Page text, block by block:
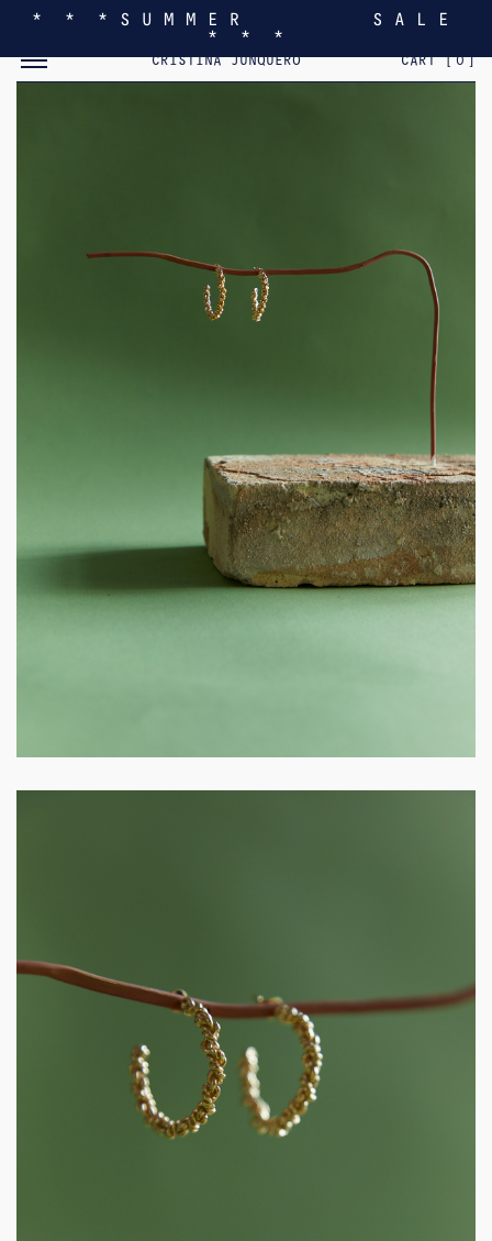
* * * S U M M E R S A L E
* * *
CRISTINA JUNQUERO CART [0]